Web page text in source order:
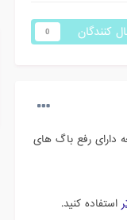
کنندگان 0
این نسخه دارای رفع باگ های
استفاده کنید.